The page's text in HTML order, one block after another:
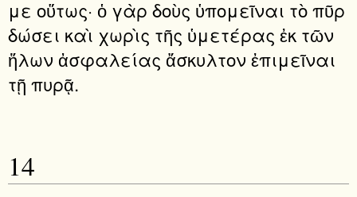
με οὕτως· ὁ γὰρ δοὺς ὑπομεῖναι τὸ πῦρ
δώσει καὶ χωρὶς τῆς ὑμετέρας ἐκ τῶν
ἥλων ἀσφαλείας ἄσκυλτον ἐπιμεῖναι
τῇ πυρᾷ.
14